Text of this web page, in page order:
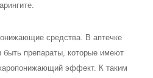
средства. В аптечке
быть препараты, которые имеют
эффект. К таким